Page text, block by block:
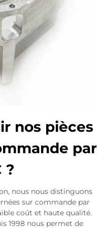
nos pièces
par
?
nous nous distinguons
sur commande par
coût et haute qualité.
1998 nous permet de